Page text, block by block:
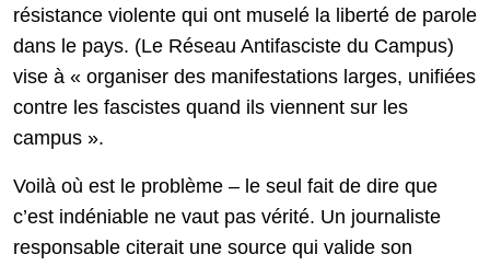
résistance violente qui ont muselé la liberté de parole
dans le pays. (Le Réseau Antifasciste du Campus)
vise à « organiser des manifestations larges, unifiées
contre les fascistes quand ils viennent sur les
campus ».
Voilà où est le problème – le seul fait de dire que
c’est indéniable ne vaut pas vérité. Un journaliste
responsable citerait une source qui valide son